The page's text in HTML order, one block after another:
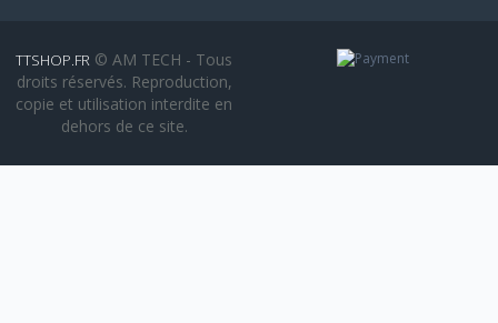
TTSHOP.FR © AM TECH - Tous
droits réservés. Reproduction,
copie et utilisation interdite en
dehors de ce site.